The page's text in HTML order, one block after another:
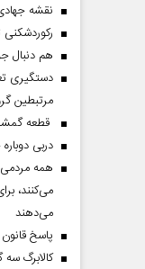
نقشه
هم دنبال
مرتبطین
قطعه
دربی
همه
می‌کنند،
می‌دهند
پاسخ
کالابرگ